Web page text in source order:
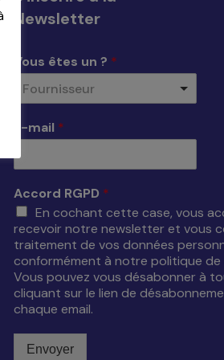
Newsletter
Vous êtes un ? *
Fournisseur
E-mail *
Accord RGPD *
En cochant cette case, vous
recevoir notre newsletter et vous
traitement de vos données
conformément à notre politique
Vous pouvez vous désabonner à
cliquant sur le lien de
chaque email.
Envoyer